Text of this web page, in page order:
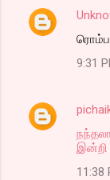
ரொம்ப
9:31
இன்றி
11:38